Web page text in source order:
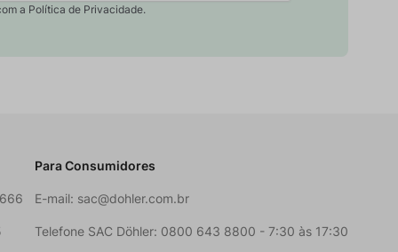
a Política de Privacidade.
Para Consumidores
E-mail: sac@dohler.com.br
Telefone SAC Döhler: 0800 643 8800 - 7:30 às 17:30